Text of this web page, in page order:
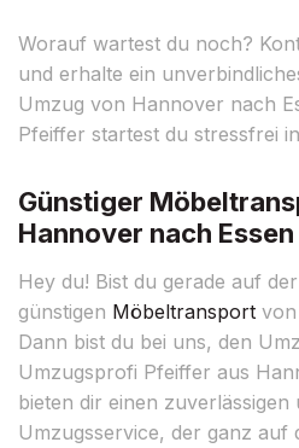
Worauf wartest du noch?
und erhalte ein
Umzug von Hannover nach
Pfeiffer startest du stressfrei
Günstiger
Hannover nach Essen
Hey du! Bist du gerade auf
günstigen Möbeltransport
Dann bist du bei uns, den
Umzugsprofi Pfeiffer aus
bieten dir einen zuverlässigen
Umzugsservice, der ganz auf